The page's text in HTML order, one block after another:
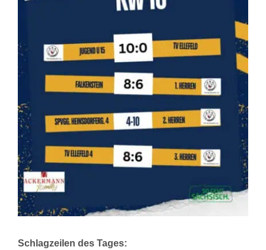
Schlagzeilen des Tages: